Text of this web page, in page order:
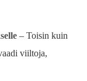
– Toisin kuin
viiltoja,